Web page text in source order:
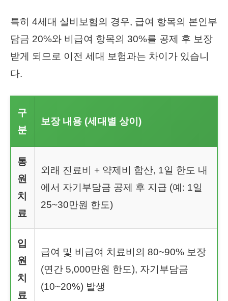
특히 4세대 실비보험의 경우, 급여 항목의 본인부
담금 20%와 비급여 항목의 30%를 공제 후 보장
받게 되므로 이전 세대 보험과는 차이가 있습니
다.
구
분
보장 내용 (세대별 상이)
통
원
치
료
외래 진료비 + 약제비 합산, 1일 한도 내
에서 자기부담금 공제 후 지급 (예: 1일
25~30만원 한도)
입
원
치
료
급여 및 비급여 치료비의 80~90% 보장
(연간 5,000만원 한도), 자기부담금
(10~20%) 발생